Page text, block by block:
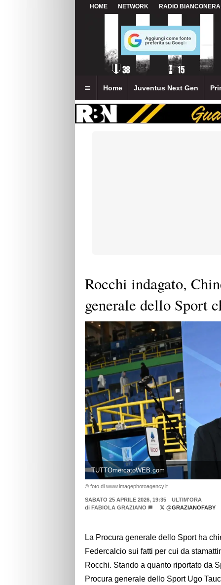
HOME NETWORK RADIO BIANCONERA
Home Juventus Next Gen
Rocchi indagato,
generale dello Sport
TUTTOmercatoWEB.com
© foto di www.imagephotoagency.it
SABATO 25 APRILE 2026, 19:35
ULTIM'ORA
di FABIOLA GRAZIANO @GRAZIANOFABY
La Procura generale dello Sport ha
Federcalcio sui fatti per cui da
Rocchi. Stando a quanto riportato da
Procura generale dello Sport Ugo